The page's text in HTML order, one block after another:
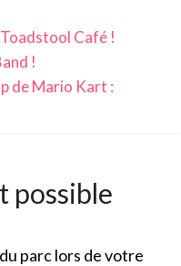
Café !
!
de Mario Kart :
possible
parc lors de votre